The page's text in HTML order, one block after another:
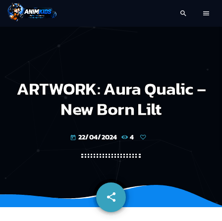
search menu
ARTWORK: Aura Qualic –
New Born Lilt
today 22/04/2024 4
share
email